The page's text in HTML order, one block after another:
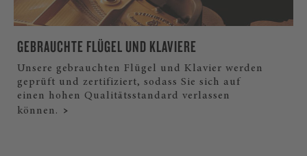
GEBRAUCHTE FLÜGEL UND KLAVIERE
Unsere gebrauchten Flügel und Klavier werden
geprüft und zertifiziert, sodass Sie sich auf
einen hohen Qualitätsstandard verlassen
können.